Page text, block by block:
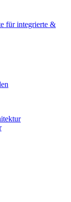
für integrierte &